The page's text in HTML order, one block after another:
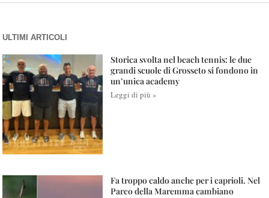
ULTIMI ARTICOLI
Storica svolta nel beach tennis: le due
grandi scuole di Grosseto si fondono in
un’unica academy
Leggi di più »
Fa troppo caldo anche per i caprioli. Nel
Parco della Maremma cambiano